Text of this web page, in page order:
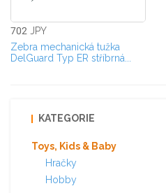
702 JPY
Zebra mechanická tužka
DelGuard Typ ER stříbrná...
KATEGORIE
Toys, Kids & Baby
Hračky
Hobby